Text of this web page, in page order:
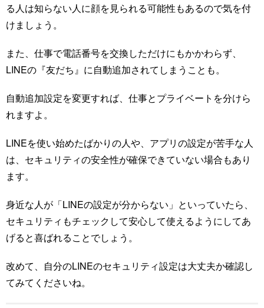
る人は知らない人に顔を見られる可能性もあるので気を付
けましょう。
また、仕事で電話番号を交換しただけにもかかわらず、
LINEの『友だち』に自動追加されてしまうことも。
自動追加設定を変更すれば、仕事とプライベートを分けら
れますよ。
LINEを使い始めたばかりの人や、アプリの設定が苦手な人
は、セキュリティの安全性が確保できていない場合もあり
ます。
身近な人が「LINEの設定が分からない」といっていたら、
セキュリティもチェックして安心して使えるようにしてあ
げると喜ばれることでしょう。
改めて、自分のLINEのセキュリティ設定は大丈夫か確認し
てみてくださいね。